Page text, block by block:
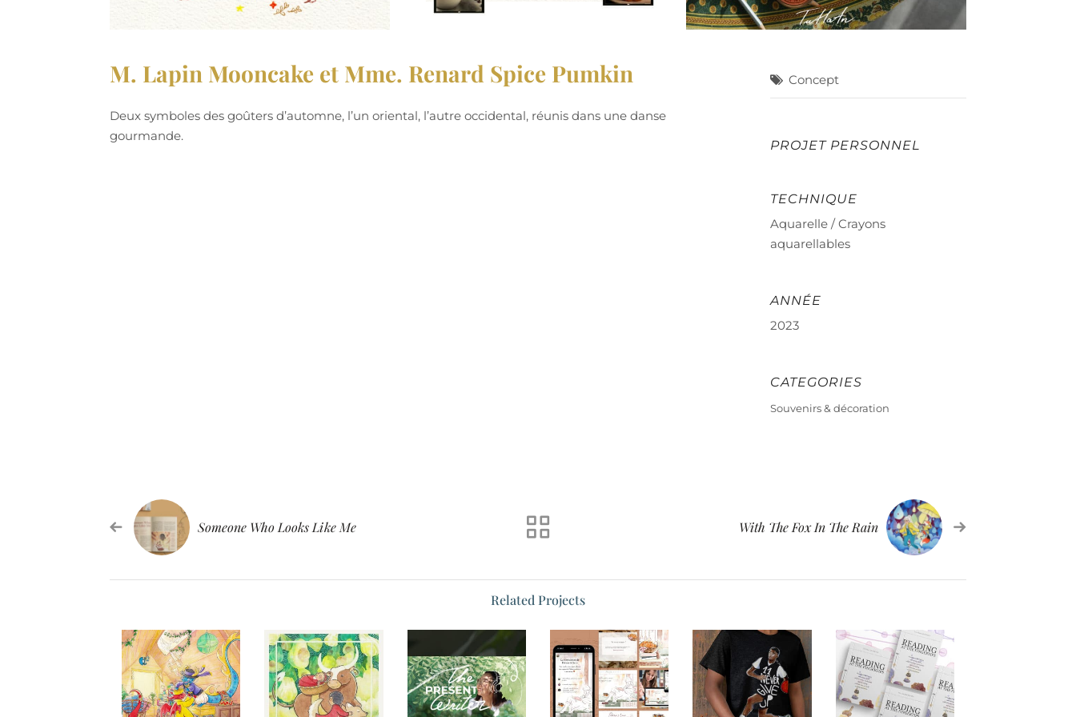
M. Lapin Mooncake et Mme. Renard Spice Pumkin
Deux symboles des goûters d’automne, l’un oriental, l’autre occidental, réunis dans une danse
gourmande.
Concept
PROJET PERSONNEL
TECHNIQUE
Aquarelle / Crayons
aquarellables
ANNÉE
2023
CATEGORIES
Souvenirs & décoration
Someone Who Looks Like Me With The Fox In The Rain
Related Projects